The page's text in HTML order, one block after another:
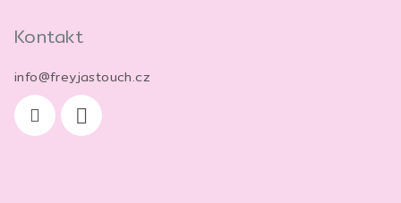
Kontakt
info@freyjastouch.cz